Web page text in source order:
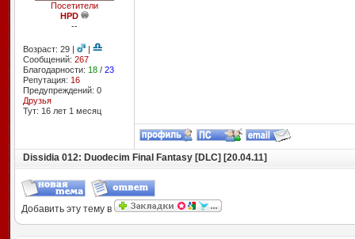
Посетители
HPD
--
Возраст: 29 |
|
Сообщений: 267
Благодарности: 18/ 23
Репутация: 16
Предупреждений: 0
Друзья
Тут: 16 лет 1 месяц
Dissidia 012: Duodecim Final Fantasy [DLС] [20.04.11]
Добавить эту тему в